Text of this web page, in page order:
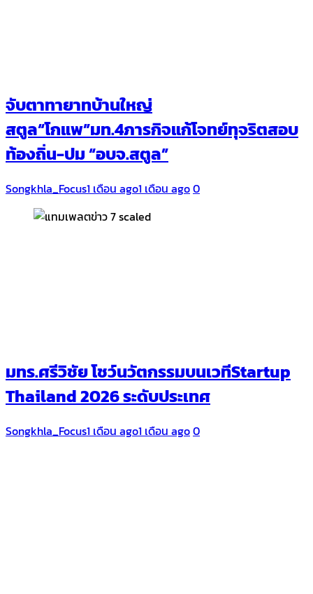
จับตาทายาทบ้านใหญ่
สตูล“โกแพ”มท.4ภารกิจแก้โจทย์ทุจริตสอบ
ท้องถิ่น-ปม “อบจ.สตูล”
Songkhla_Focus1 เดือน ago1 เดือน ago0
มทร.ศรีวิชัย โชว์นวัตกรรมบนเวทีStartup
Thailand 2026 ระดับประเทศ
Songkhla_Focus1 เดือน ago1 เดือน ago0